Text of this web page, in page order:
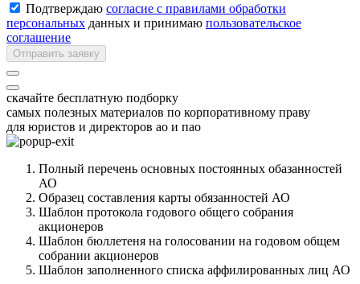
Подтверждаю согласие с правилами обработки
персональных данных и принимаю пользовательское
соглашение
Отправить заявку
скачайте бесплатную подборку
самых полезных материалов по корпоративному праву
для юристов и директоров ао и пао
Полный перечень основных постоянных обазанностей
АО
Образец составления карты обязанностей АО
Шаблон протокола годового общего собрания
акционеров
Шаблон бюллетеня на голосовании на годовом общем
собрании акционеров
Шаблон заполненного списка аффилированных лиц АО